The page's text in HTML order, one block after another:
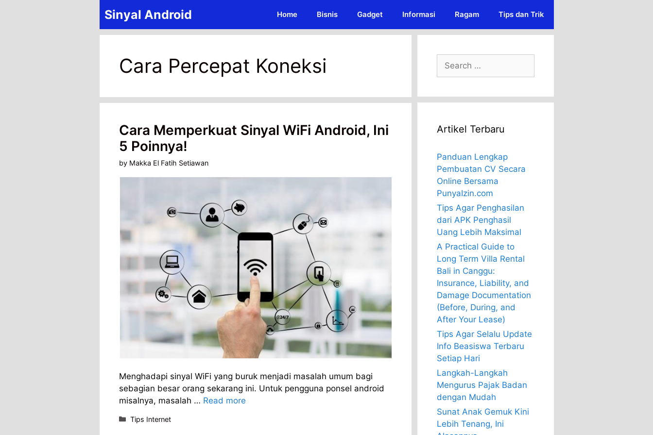
Sinyal Android Home Bisnis Gadget Informasi Ragam Tips dan Trik
Cara Percepat Koneksi
Cara Memperkuat Sinyal WiFi Android, Ini
5 Poinnya!
by Makka El Fatih Setiawan
Menghadapi sinyal WiFi yang buruk menjadi masalah umum bagi
sebagian besar orang sekarang ini. Untuk pengguna ponsel android
misalnya, masalah … Read more
Categories
Tips Internet
Search
for:
Artikel Terbaru
Panduan Lengkap
Pembuatan CV Secara
Online Bersama
PunyaIzin.com
Tips Agar Penghasilan
dari APK Penghasil
Uang Lebih Maksimal
A Practical Guide to
Long Term Villa Rental
Bali in Canggu:
Insurance, Liability, and
Damage Documentation
(Before, During, and
After Your Lease)
Tips Agar Selalu Update
Info Beasiswa Terbaru
Setiap Hari
Langkah-Langkah
Mengurus Pajak Badan
dengan Mudah
Sunat Anak Gemuk Kini
Lebih Tenang, Ini